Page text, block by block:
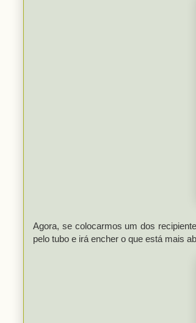
Agora, se colocarmos um dos
pelo tubo e irá encher o que está mais